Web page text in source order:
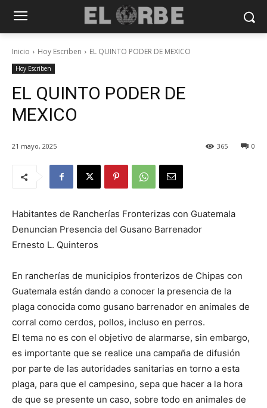
Inicio Hoy Escriben EL QUINTO PODER DE MEXICO
Hoy Escriben
EL QUINTO PODER DE
MEXICO
21 mayo, 2025 0
365
Habitantes de Rancherías Fronterizas con Guatemala
Denuncian Presencia del Gusano Barrenador
Ernesto L. Quinteros
En rancherías de municipios fronterizos de Chipas con
Guatemala están dando a conocer la presencia de la
plaga conocida como gusano barrenador en animales de
corral como cerdos, pollos, incluso en perros.
El tema no es con el objetivo de alarmarse, sin embargo,
es importante que se realice una campaña de difusión
por parte de las autoridades sanitarias en torno a esta
plaga, para que el campesino, sepa que hacer a la hora
de que se presente un caso, sobre todo en animales de